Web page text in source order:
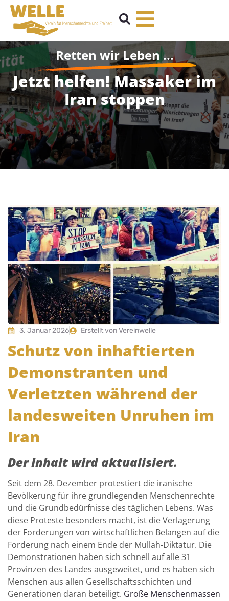
Retten wir Leben ...
Jetzt helfen! Massaker im
Iran stoppen
3. Januar 2026 Erstellt von Vereinwelle
Schutz von inhaftierten
Demonstranten und
Verletzten während der
landesweiten Unruhen im
Iran
Der Inhalt wird aktualisiert.
Seit dem 28. Dezember protestiert die iranische
Bevölkerung für ihre grundlegenden Menschenrechte
und die Grundbedürfnisse des täglichen Lebens. Was
diese Proteste besonders macht, ist die Verlagerung
der Forderungen von wirtschaftlichen Belangen auf die
Forderung nach einem Ende der Mullah-Diktatur. Die
Demonstrationen haben sich schnell auf alle 31
Provinzen des Landes ausgeweitet, und es haben sich
Menschen aus allen Gesellschaftsschichten und
Generationen daran beteiligt. Große Menschenmassen